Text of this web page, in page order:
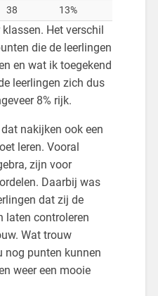
38 13%
Het verschil
die de leerlingen
en wat ik toegekend
leerlingen zich dus
8% rijk.
nakijken ook een
leren. Vooral
zijn voor
Daarbij was
dat zij de
laten controleren
Wat trouw
nog punten kunnen
weer een mooie